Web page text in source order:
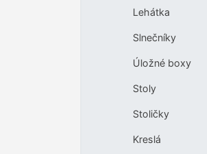
Lehátka
Slnečníky
Úložné boxy
Stoly
Stoličky
Kreslá